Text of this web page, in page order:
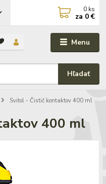
Menu
Hľadať
0 ks
za 0 €
Svitol - Čistič kontaktov 400 ml
400 ml